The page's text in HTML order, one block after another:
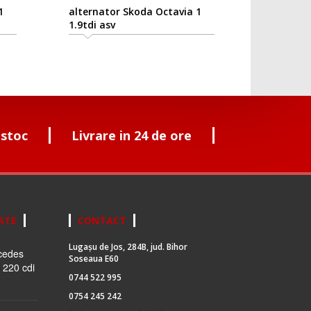
alternator Skoda Octavia 1
1.9tdi asv
Livrare in 24 de ore
cdi
CONTACT
Lugașu de Jos, 284B, jud. Bihor
Soseaua E60
0744 522 995
0754 245 242